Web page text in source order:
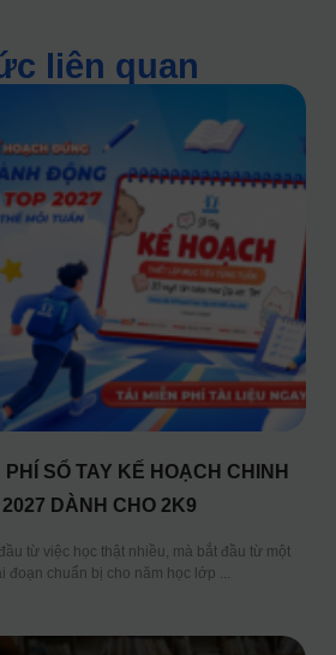
liên quan
SỔ TAY KẾ HOẠCH CHINH
DÀNH CHO 2K9
từ việc học thật nhiều, mà bắt đầu từ một
đoạn chuẩn bị cho năm học lớp